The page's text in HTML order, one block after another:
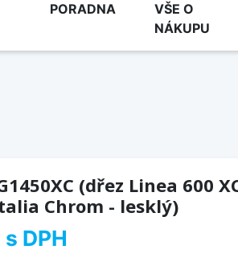
PORADNA
VŠE O
NÁKUPU
(dřez Linea 600
Chrom - lesklý)
s DPH